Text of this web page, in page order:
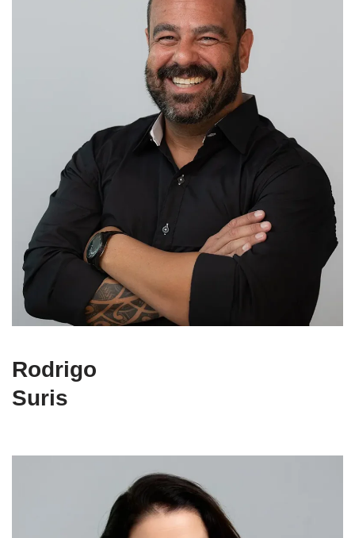
Rodrigo
Suris